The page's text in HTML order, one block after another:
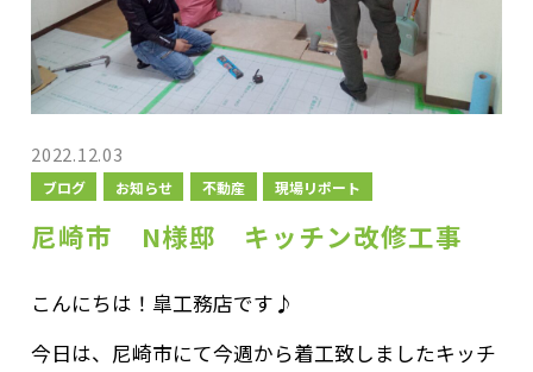
2022.12.03
ブログ お知らせ 不動産 現場リポート
尼崎市 N様邸 キッチン改修工事
こんにちは！皐工務店です♪
今日は、尼崎市にて今週から着工致しましたキッチ